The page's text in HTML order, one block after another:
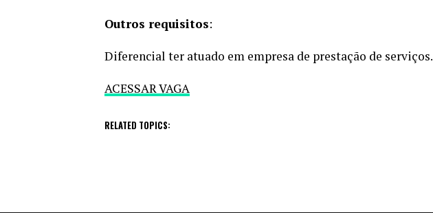
Outros requisitos:
Diferencial ter atuado em empresa de prestação de serviços.
ACESSAR VAGA
RELATED TOPICS: